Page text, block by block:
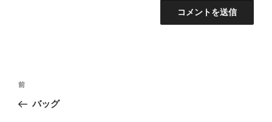
投
ナ
前
の
前
バッグ